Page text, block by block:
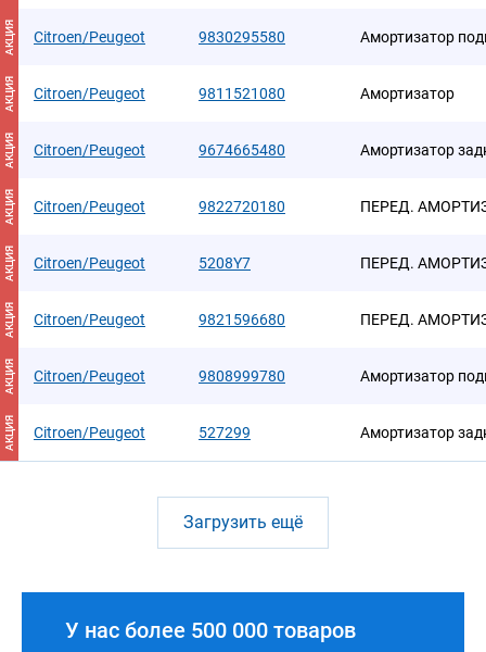
АКЦИЯ Citroen/Peugeot 9830295580 Амортизатор
АКЦИЯ Citroen/Peugeot 9811521080 Амортизатор
АКЦИЯ Citroen/Peugeot 9674665480 Амортизатор
АКЦИЯ Citroen/Peugeot 9822720180 ПЕРЕД.
АКЦИЯ Citroen/Peugeot 5208Y7 ПЕРЕД.
АКЦИЯ Citroen/Peugeot 9821596680 ПЕРЕД.
АКЦИЯ Citroen/Peugeot 9808999780 Амортизатор
АКЦИЯ Citroen/Peugeot 527299 Амортизатор
Загрузить ещё
У нас более 500 000 товаров